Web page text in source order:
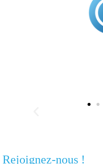
Rejoignez-nous !